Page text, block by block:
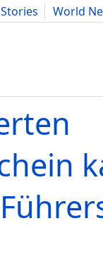
World
Science